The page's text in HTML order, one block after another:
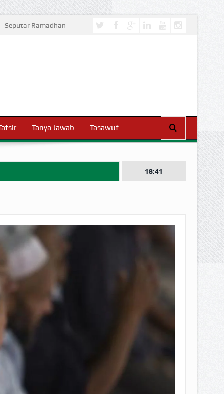
Seputar Ramadhan
Tanya Jawab Tasawuf
BERUBAH
CARA MENGANGSUR
18:41